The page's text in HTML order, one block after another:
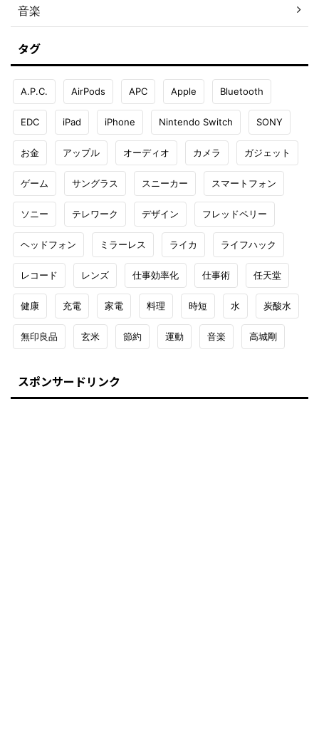
音楽
タグ
A.P.C. AirPods APC Apple Bluetooth
EDC iPad iPhone Nintendo Switch SONY
お金 アップル オーディオ カメラ ガジェット
ゲーム サングラス スニーカー スマートフォン
ソニー テレワーク デザイン フレッドペリー
ヘッドフォン ミラーレス ライカ ライフハック
レコード レンズ 仕事効率化 仕事術 任天堂
健康 充電 家電 料理 時短 水 炭酸水
無印良品 玄米 節約 運動 音楽 高城剛
スポンサードリンク